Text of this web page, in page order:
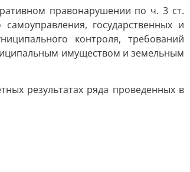
правонарушении по ч. 3 ст.
государственных и
контроля, требований
имуществом и земельным
результатах ряда проведенных в